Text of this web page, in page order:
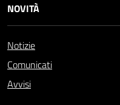
NOVITÀ
Notizie
Comunicati
Avvisi